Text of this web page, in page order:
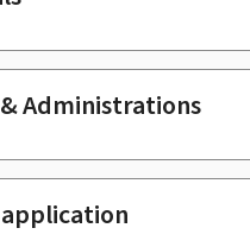
Administrations